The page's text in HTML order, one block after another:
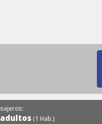
(1 Hab.)